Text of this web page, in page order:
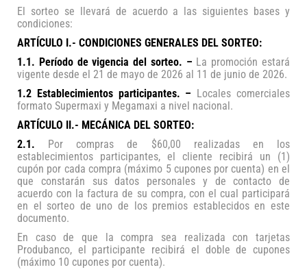
El sorteo se llevará de acuerdo a las siguientes bases y
condiciones:
ARTÍCULO I.- CONDICIONES GENERALES DEL SORTEO:
1.1. Período de vigencia del sorteo. – La promoción estará
vigente desde el 21 de mayo de 2026 al 11 de junio de 2026.
1.2 Establecimientos participantes. – Locales comerciales
formato Supermaxi y Megamaxi a nivel nacional.
ARTÍCULO II.- MECÁNICA DEL SORTEO:
2.1. Por compras de $60,00 realizadas en los
establecimientos participantes, el cliente recibirá un (1)
cupón por cada compra (máximo 5 cupones por cuenta) en el
que constarán sus datos personales y de contacto de
acuerdo con la factura de su compra, con el cual participará
en el sorteo de uno de los premios establecidos en este
documento.
En caso de que la compra sea realizada con tarjetas
Produbanco, el participante recibirá el doble de cupones
(máximo 10 cupones por cuenta).